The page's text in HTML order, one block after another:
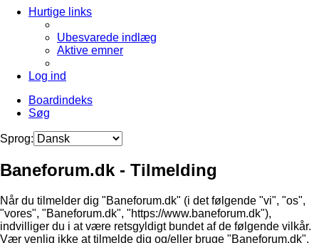
Hurtige links
Ubesvarede indlæg
Aktive emner
Log ind
Boardindeks
Søg
Sprog:
Baneforum.dk - Tilmelding
Når du tilmelder dig "Baneforum.dk" (i det følgende "vi", "os",
"vores", "Baneforum.dk", "https://www.baneforum.dk"),
indvilliger du i at være retsgyldigt bundet af de følgende vilkår.
Vær venlig ikke at tilmelde dig og/eller bruge "Baneforum.dk",